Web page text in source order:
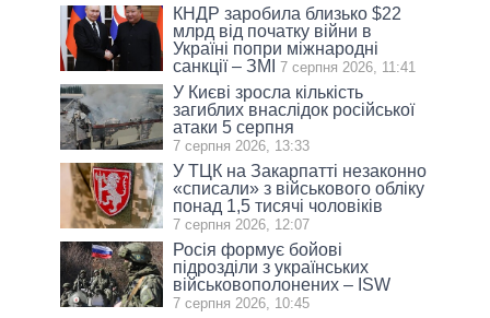
КНДР заробила близько $22
млрд від початку війни в
Україні попри міжнародні
санкції – ЗМІ
7 серпня 2026, 11:41
У Києві зросла кількість
загиблих внаслідок російської
атаки 5 серпня
7 серпня 2026, 13:33
У ТЦК на Закарпатті незаконно
«списали» з військового обліку
понад 1,5 тисячі чоловіків
7 серпня 2026, 12:07
Росія формує бойові
підрозділи з українських
військовополонених – ISW
7 серпня 2026, 10:45